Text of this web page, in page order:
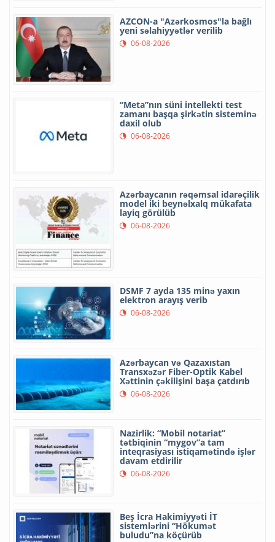
AZCON-a "Azərkosmos"la bağlı
yeni səlahiyyətlər verilib
06-08-2026
“Meta”nın süni intellekti test
zamanı başqa şirkətin sisteminə
daxil olub
06-08-2026
Azərbaycanın rəqəmsal idarəçilik
model iki beynəlxalq mükafata
layiq görülüb
06-08-2026
DSMF 7 ayda 135 minə yaxın
elektron arayış verib
06-08-2026
Azərbaycan və Qazaxıstan
Transxəzər Fiber-Optik Kabel
Xəttinin çəkilişini başa çatdırıb
06-08-2026
Nazirlik: “Mobil notariat”
tətbiqinin “mygov”a tam
inteqrasiyası istiqamətində işlər
davam etdirilir
06-08-2026
Beş İcra Hakimiyyəti İT
sistemlərini “Hökumət
buludu”na köçürüb